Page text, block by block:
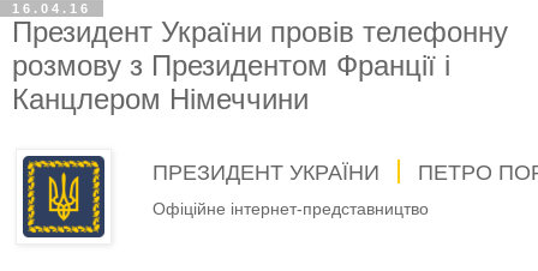
16.04.16
Президент України провів телефонну
розмову з Президентом Франції і
Канцлером Німеччини
ПРЕЗИДЕНТ УКРАЇНИ ПЕТРО
Офіційне інтернет-представництво